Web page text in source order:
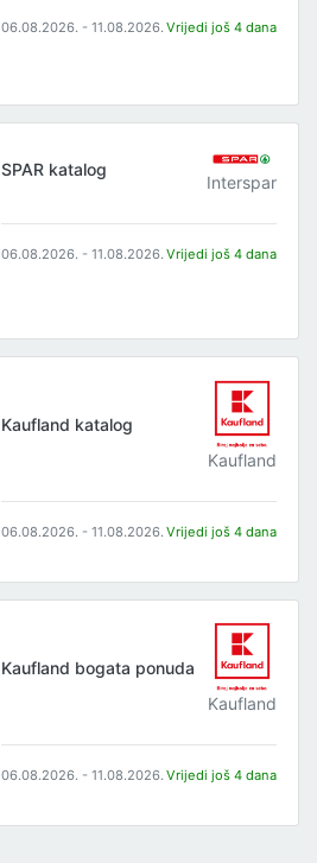
06.08.2026. - 11.08.2026. Vrijedi još 4 dana
SPAR katalog
Interspar
06.08.2026. - 11.08.2026. Vrijedi još 4 dana
Kaufland katalog
Kaufland
06.08.2026. - 11.08.2026. Vrijedi još 4 dana
Kaufland bogata ponuda
Kaufland
06.08.2026. - 11.08.2026. Vrijedi još 4 dana